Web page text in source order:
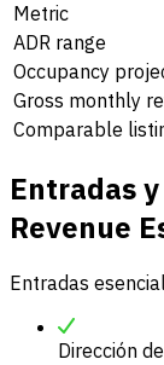
Metric
ADR range
Occupancy
Gross monthly
Comparable
Entradas
Revenue
Entradas
Dirección